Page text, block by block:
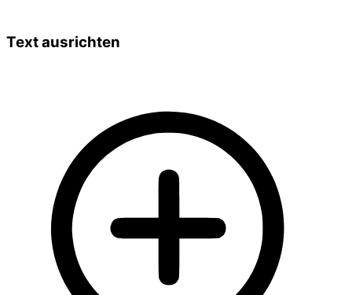
Text ausrichten